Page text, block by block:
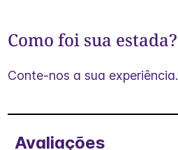
Como foi sua estada?
Conte-nos a sua